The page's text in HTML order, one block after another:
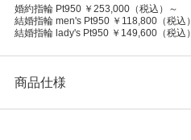
婚約指輪 Pt950 ￥253,000（税込）～
結婚指輪 men's Pt950 ￥118,800（税込）
結婚指輪 lady's Pt950 ￥149,600（税込）
商品仕様